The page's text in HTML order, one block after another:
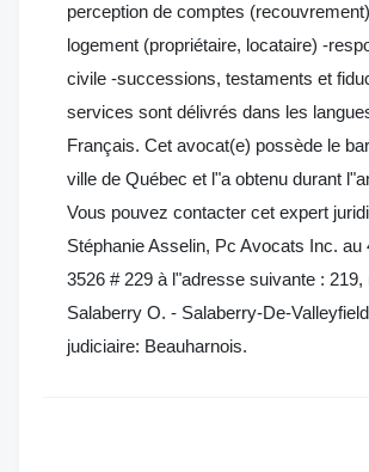
perception de comptes
logement (propriétaire, locataire) -
civile -successions, testaments et
services sont délivrés dans les
Français. Cet avocat(e) possède le
ville de Québec et l"a obtenu durant
Vous pouvez contacter cet expert
Stéphanie Asselin, Pc Avocats Inc. au
3526 # 229 à l"adresse suivante : 219,
Salaberry O. - Salaberry-De-
judiciaire: Beauharnois.